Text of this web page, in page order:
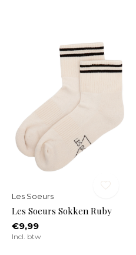
Les Soeurs
Les Soeurs Sokken Ruby
€9,99
Incl. btw